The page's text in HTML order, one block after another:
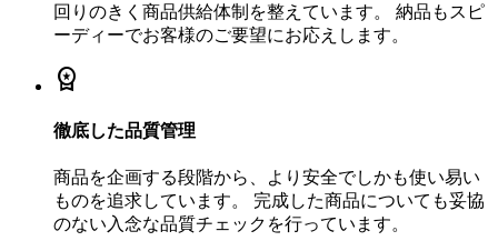
回りのきく商品供給体制を整えています。 納品もスピ
ーディーでお客様のご要望にお応えします。
workspace_premium
徹底した品質管理
商品を企画する段階から、より安全でしかも使い易い
ものを追求しています。 完成した商品についても妥協
のない入念な品質チェックを行っています。